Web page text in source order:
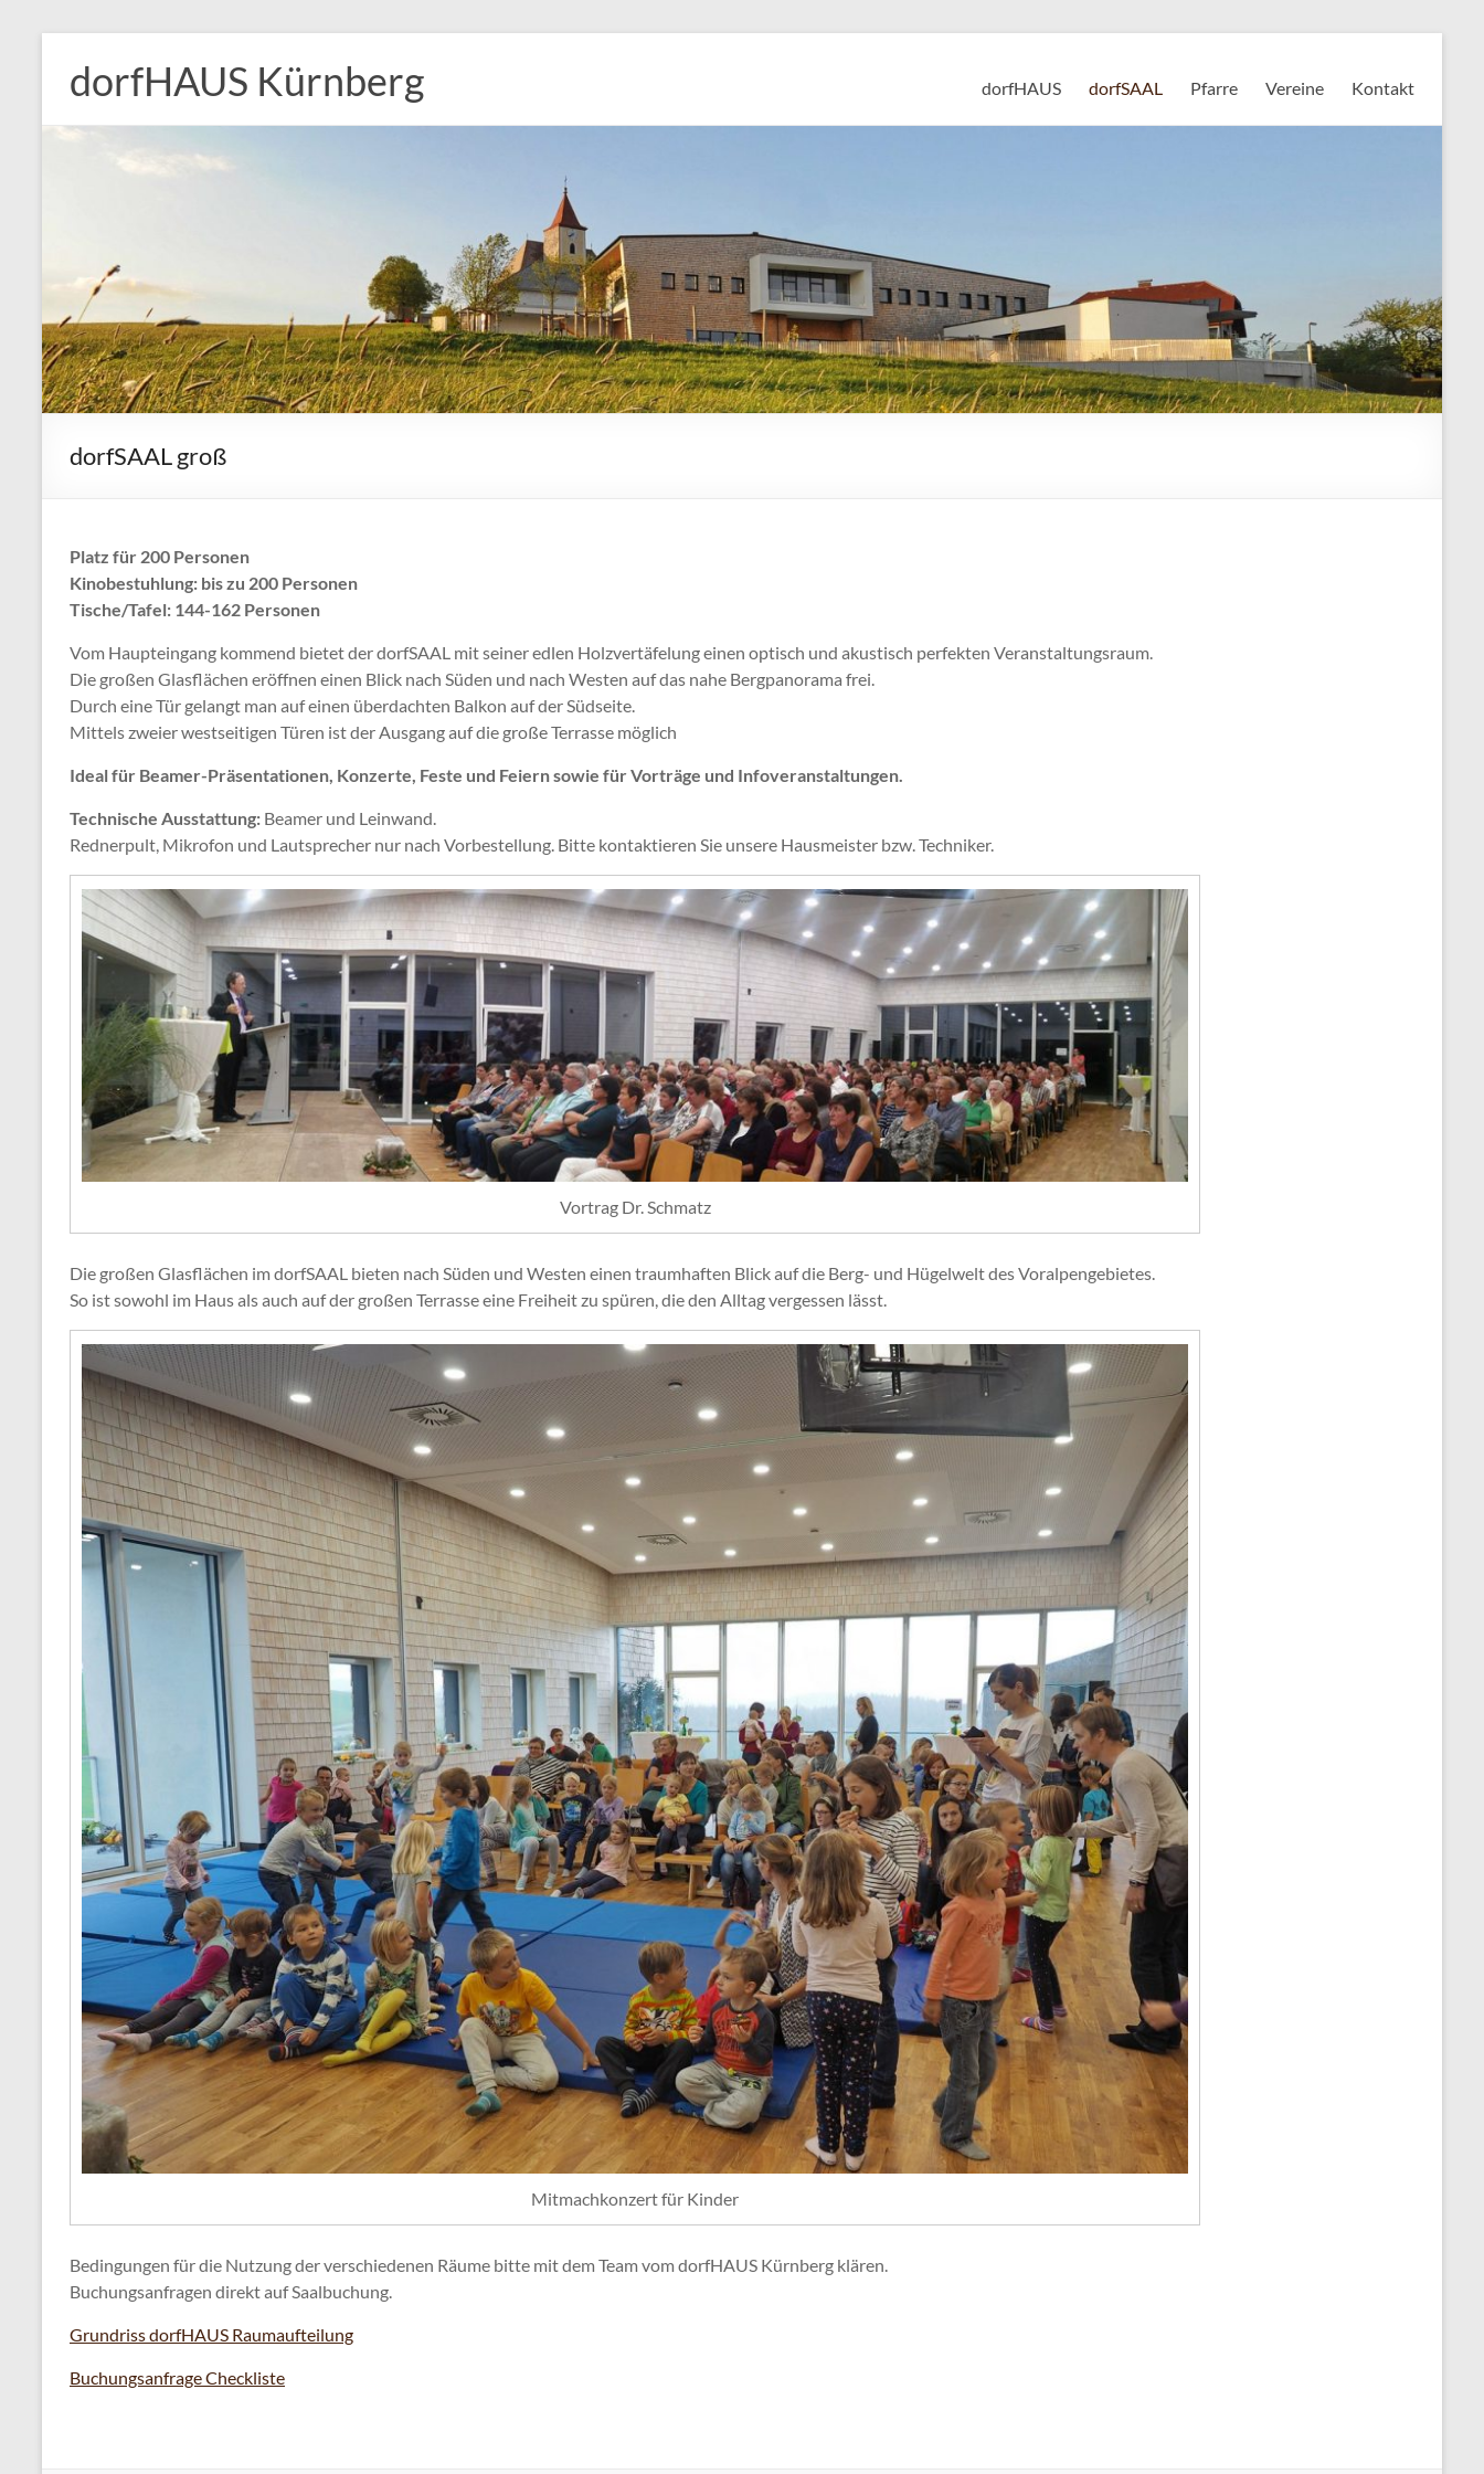
Inhalt
springen
dorfHAUS Kürnberg dorfHAUS dorfSAAL Pfarre Vereine Kontakt
dorfSAAL groß
Platz für 200 Personen
Kinobestuhlung: bis zu 200 Personen
Tische/Tafel: 144-162 Personen
Vom Haupteingang kommend bietet der dorfSAAL mit seiner edlen Holzvertäfelung einen optisch und akustisch perfekten Veranstaltungsraum.
Die großen Glasflächen eröffnen einen Blick nach Süden und nach Westen auf das nahe Bergpanorama frei.
Durch eine Tür gelangt man auf einen überdachten Balkon auf der Südseite.
Mittels zweier westseitigen Türen ist der Ausgang auf die große Terrasse möglich
Ideal für Beamer-Präsentationen, Konzerte, Feste und Feiern sowie für Vorträge und Infoveranstaltungen.
Technische Ausstattung: Beamer und Leinwand.
Rednerpult, Mikrofon und Lautsprecher nur nach Vorbestellung. Bitte kontaktieren Sie unsere Hausmeister bzw. Techniker.
Vortrag Dr. Schmatz
Die großen Glasflächen im dorfSAAL bieten nach Süden und Westen einen traumhaften Blick auf die Berg- und Hügelwelt des Voralpengebietes.
So ist sowohl im Haus als auch auf der großen Terrasse eine Freiheit zu spüren, die den Alltag vergessen lässt.
Mitmachkonzert für Kinder
Bedingungen für die Nutzung der verschiedenen Räume bitte mit dem Team vom dorfHAUS Kürnberg klären.
Buchungsanfragen direkt auf Saalbuchung.
Grundriss dorfHAUS Raumaufteilung
Buchungsanfrage Checkliste